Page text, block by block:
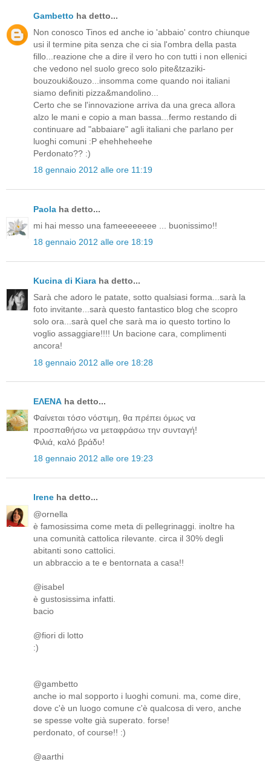
Gambetto ha detto...
Non conosco Tinos ed anche io 'abbaio' contro chiunque
usi il termine pita senza che ci sia l'ombra della pasta
fillo...reazione che a dire il vero ho con tutti i non ellenici
che vedono nel suolo greco solo pite&tzaziki-
bouzouki&ouzo...insomma come quando noi italiani
siamo definiti pizza&mandolino...
Certo che se l'innovazione arriva da una greca allora
alzo le mani e copio a man bassa...fermo restando di
continuare ad "abbaiare" agli italiani che parlano per
luoghi comuni :P ehehheheehe
Perdonato?? :)
18 gennaio 2012 alle ore 11:19
Paola ha detto...
mi hai messo una fameeeeeeee ... buonissimo!!
18 gennaio 2012 alle ore 18:19
Kucina di Kiara ha detto...
Sarà che adoro le patate, sotto qualsiasi forma...sarà la
foto invitante...sarà questo fantastico blog che scopro
solo ora...sarà quel che sarà ma io questo tortino lo
voglio assaggiare!!!! Un bacione cara, complimenti
ancora!
18 gennaio 2012 alle ore 18:28
ΕΛΕΝΑ ha detto...
Φαίνεται τόσο νόστιμη, θα πρέπει όμως να
προσπαθήσω να μεταφράσω την συνταγή!
Φιλιά, καλό βράδυ!
18 gennaio 2012 alle ore 19:23
Irene ha detto...
@ornella
è famosissima come meta di pellegrinaggi. inoltre ha
una comunità cattolica rilevante. circa il 30% degli
abitanti sono cattolici.
un abbraccio a te e bentornata a casa!!
@isabel
è gustosissima infatti.
bacio
@fiori di lotto
:)
@gambetto
anche io mal sopporto i luoghi comuni. ma, come dire,
dove c'è un luogo comune c'è qualcosa di vero, anche
se spesse volte già superato. forse!
perdonato, of course!! :)
@aarthi